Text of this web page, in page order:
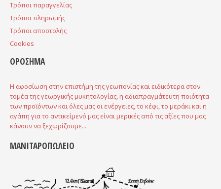
Τρόποι παραγγελίας
Τρόποι πληρωμής
Τρόποι αποστολής
Cookies
ΟΡΟΣΗΜΑ
Η αφοσίωση στην επιστήμη της γεωπονίας και ειδικότερα στον
τομέα της γεωργικής μυκητολογίας, η αδιαπραγμάτευτη ποιότητα
των προϊόντων και όλες μας οι ενέργειες, το κέφι, το μεράκι και η
αγάπη για το αντικείμενό μας είναι μερικές από τις αξίες που μας
κάνουν να ξεχωρίζουμε...
ΜΑΝΙΤΑΡΟΠΩΛΕΙΟ